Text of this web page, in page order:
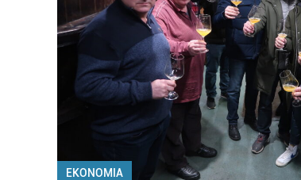
EKONOMIA